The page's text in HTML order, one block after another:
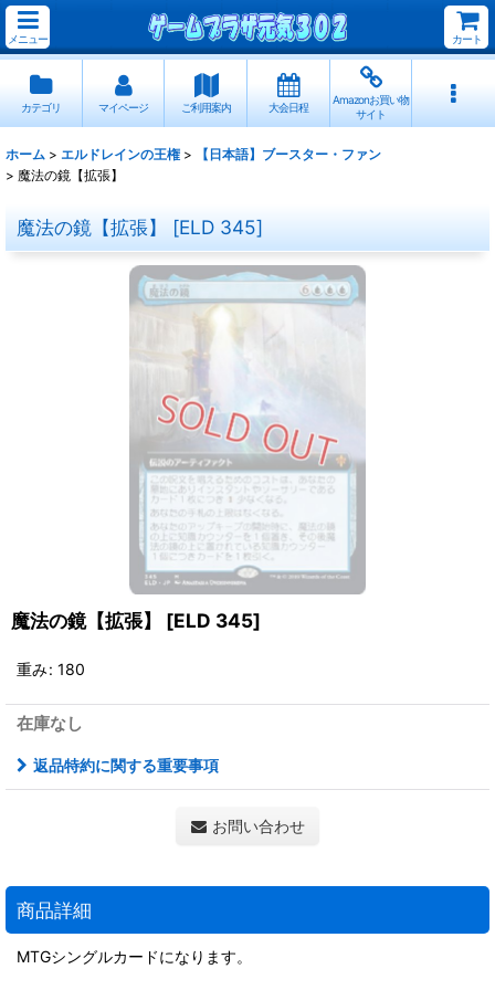
メニュー カート
カテゴリ マイページ ご利用案内 大会日程
Amazonお買い物
サイト
ホーム > エルドレインの王権 >
【日本語】ブースター・ファン
> 魔法の鏡【拡張】
魔法の鏡【拡張】 [ELD 345]
魔法の鏡【拡張】 [ELD 345]
重み: 180
在庫なし
返品特約に関する重要事項
お問い合わせ
商品詳細
MTGシングルカードになります。